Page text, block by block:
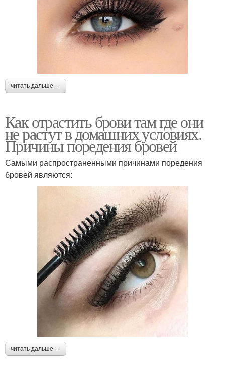
читать дальше →
Как отрастить брови там где они
не растут в домашних условиях.
Причины поредения бровей
Самыми распространенными причинами поредения
бровей являются:
читать дальше →